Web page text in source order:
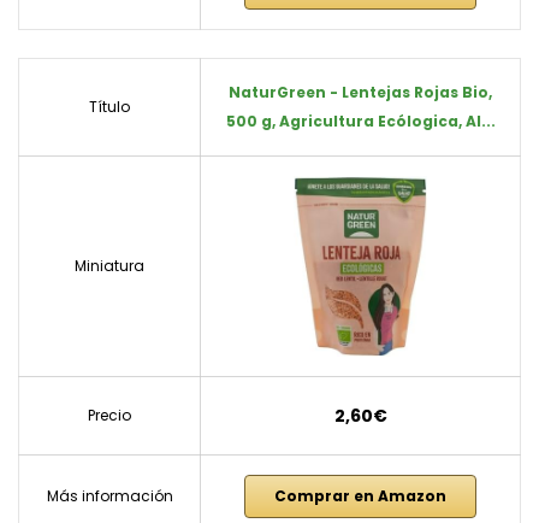
Título
NaturGreen - Lentejas Rojas Bio,
500 g, Agricultura Ecólogica, Al...
Miniatura
Precio 2,60€
Más información Comprar en Amazon